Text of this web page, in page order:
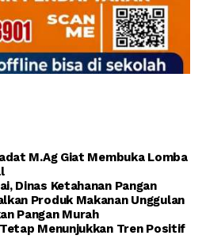
M.Ag Giat Membuka Lomba
Dinas Ketahanan Pangan
Produk Makanan Unggulan
Pangan Murah
Menunjukkan Tren Positif